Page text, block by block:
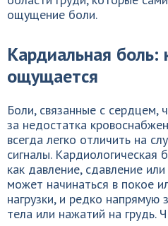
ощущение боли.
Кардиальная боль:
ощущается
Боли, связанные с сердцем,
за недостатка
всегда легко отличить на
сигналы.
как давление, сдавление
может начинаться в покое
нагрузки, и редко напрямую
тела или нажатий на грудь.